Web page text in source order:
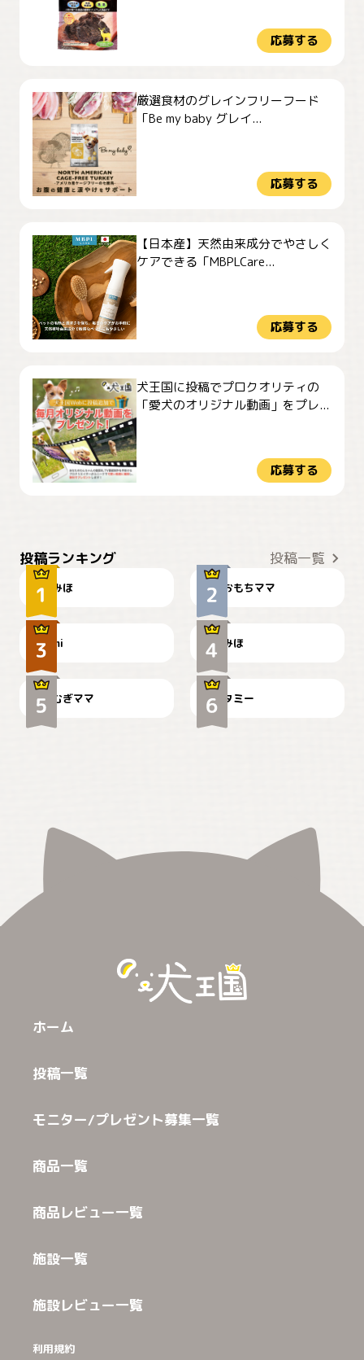
応募する
厳選食材のグレインフリーフード
「Be my baby グレイ...
応募する
【日本産】天然由来成分でやさしく
ケアできる「MBPLCare...
応募する
犬王国に投稿でプロクオリティの
「愛犬のオリジナル動画」をプレ...
応募する
投稿ランキング 投稿一覧
みほ おもちママ
可愛い？
mi
見てるぞぉ
みほ
🌻とむぎ！
むぎママ
ドーベルマンのお友達邸に
て
タミー
ホーム
投稿一覧
モニター/プレゼント募集一覧
商品一覧
商品レビュー一覧
施設一覧
施設レビュー一覧
利用規約